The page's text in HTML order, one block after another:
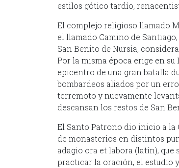
estilos gótico tardío,
El complejo religioso llamado
el llamado Camino de
San Benito de Nursia,
Por la misma época erige en
epicentro de una gran batalla
bombardeos aliados por un
terremoto y nuevamente
descansan los restos de San
El Santo Patrono dio inicio a
de monasterios en distintos
adagio ora et labora (latín), que
practicar la oración, el estudio